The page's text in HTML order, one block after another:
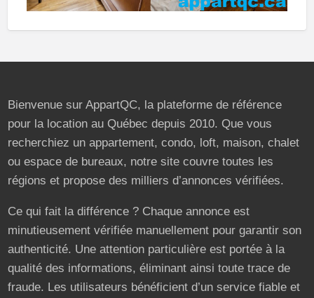
Bienvenue sur AppartQC, la plateforme de référence
pour la location au Québec depuis 2010. Que vous
recherchiez un appartement, condo, loft, maison, chalet
ou espace de bureaux, notre site couvre toutes les
régions et propose des milliers d’annonces vérifiées.
Ce qui fait la différence ? Chaque annonce est
minutieusement vérifiée manuellement pour garantir son
authenticité. Une attention particulière est portée à la
qualité des informations, éliminant ainsi toute trace de
fraude. Les utilisateurs bénéficient d’un service fiable et